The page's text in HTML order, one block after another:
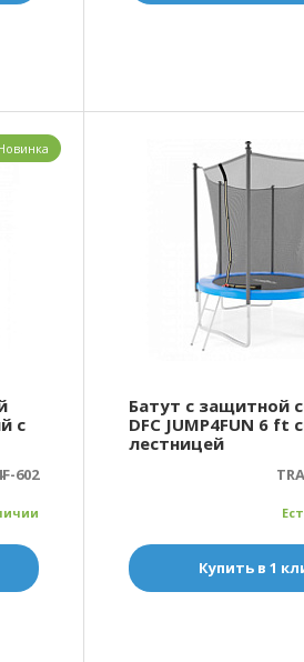
с
602
Батут с защитной
DFC JUMP4FUN 6 ft
лестницей
Купить в 1